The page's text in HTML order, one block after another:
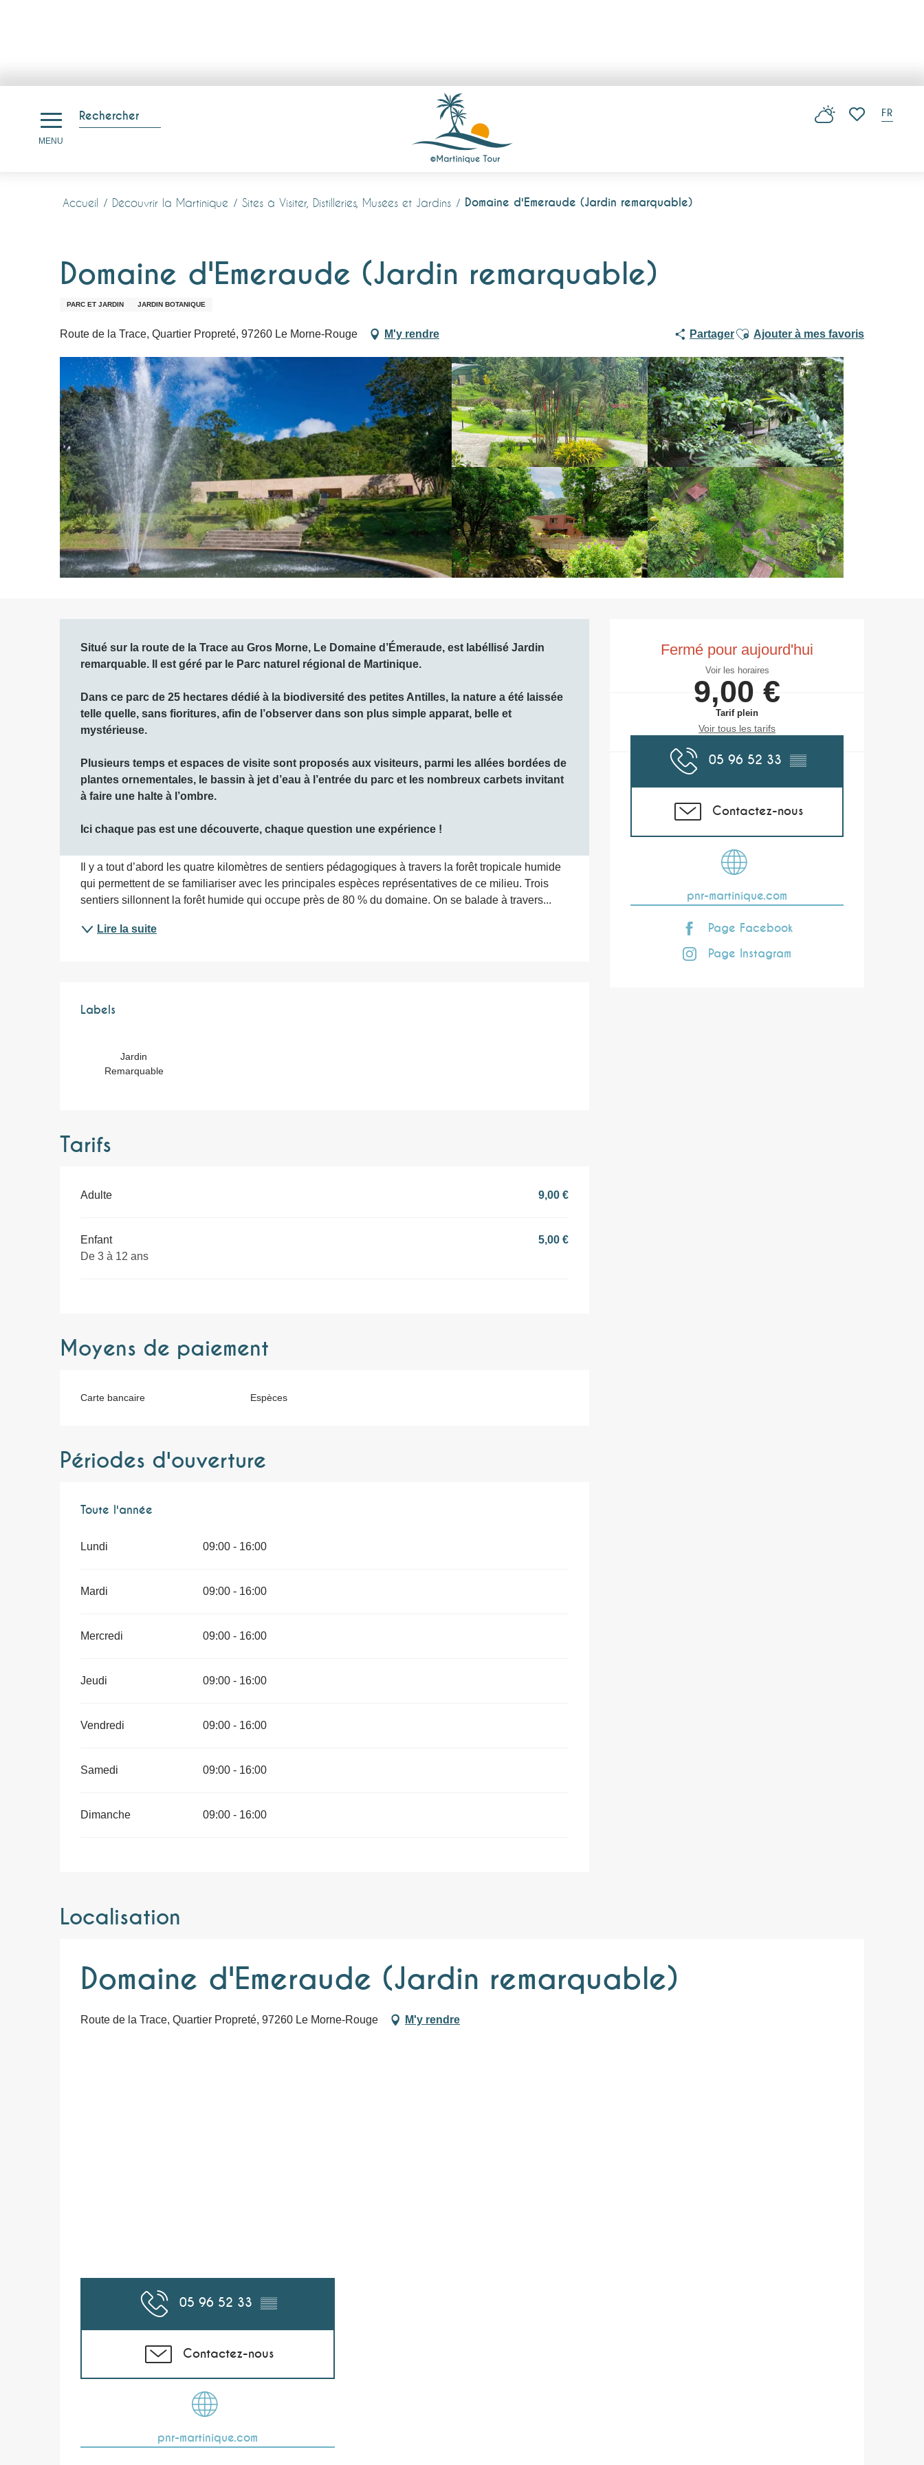
principal
FR
Rechercher
MENU
Accueil Découvrir la Martinique Sites à Visiter, Distilleries, Musées et Jardins Domaine d'Emeraude (Jardin remarquable)
Domaine d'Emeraude (Jardin remarquable)
PARC ET JARDIN JARDIN BOTANIQUE
Route de la Trace, Quartier Propreté, 97260 Le Morne-Rouge M'y rendre PartagerAjouter aux favoris
Ajouter à mes favoris
Ouverture et
Fermé pour aujourd'hui
Voir les horaires
9,00 €
Tarif plein
Voir tous les tarifs
05 96 52 33 ▒▒
Contactez-nous
pnr-martinique.com
Page Facebook
Page Instagram
Description
Situé sur la route de la Trace au Gros Morne, Le Domaine d’Émeraude, est labéllisé Jardin
remarquable. Il est géré par le Parc naturel régional de Martinique.
Dans ce parc de 25 hectares dédié à la biodiversité des petites Antilles, la nature a été laissée
telle quelle, sans fioritures, afin de l’observer dans son plus simple apparat, belle et
mystérieuse.
Plusieurs temps et espaces de visite sont proposés aux visiteurs, parmi les allées bordées de
plantes ornementales, le bassin à jet d’eau à l’entrée du parc et les nombreux carbets invitant
à faire une halte à l’ombre.
Ici chaque pas est une découverte, chaque question une expérience !
Il y a tout d’abord les quatre kilomètres de sentiers pédagogiques à travers la forêt tropicale humide
qui permettent de se familiariser avec les principales espèces représentatives de ce milieu. Trois
sentiers sillonnent la forêt humide qui occupe près de 80 % du domaine. On se balade à travers...
Lire la suite
Offres de prestations
Labels
Labels
Jardin
Remarquable
Tarifs
Adulte 9,00 €
Enfant
De 3 à 12 ans
5,00 €
Moyens de paiement
Carte bancaire Espèces
Périodes d'ouverture
Toute l'année
Toute l'année
Lundi 09:00 - 16:00
Mardi 09:00 - 16:00
Mercredi 09:00 - 16:00
Jeudi 09:00 - 16:00
Vendredi 09:00 - 16:00
Samedi 09:00 - 16:00
Dimanche 09:00 - 16:00
Localisation
Domaine d'Emeraude (Jardin remarquable)
Route de la Trace, Quartier Propreté, 97260 Le Morne-Rouge M'y rendre
05 96 52 33 ▒▒
Contactez-nous
pnr-martinique.com